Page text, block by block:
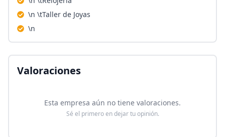
\n \tTaller de Joyas
\n
Valoraciones
Esta empresa aún no tiene valoraciones.
Sé el primero en dejar tu opinión.